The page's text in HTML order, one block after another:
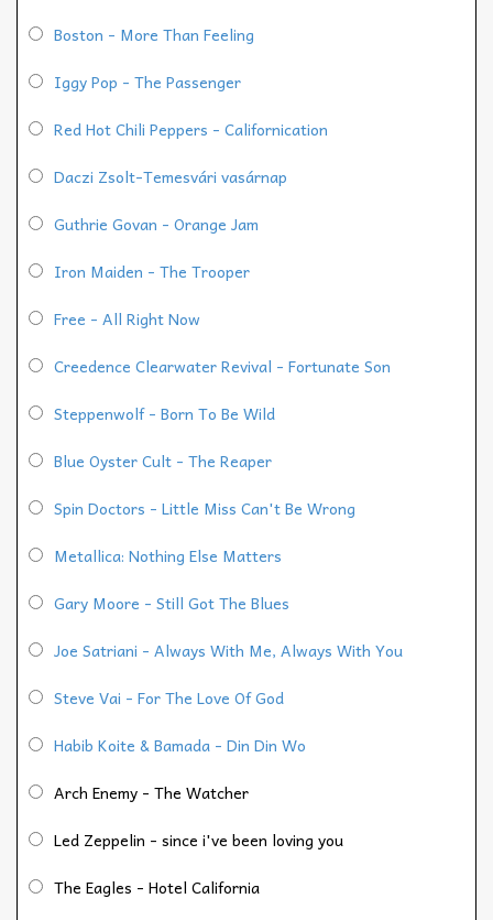
Boston - More Than Feeling
Iggy Pop - The Passenger
Red Hot Chili Peppers - Californication
Daczi Zsolt-Temesvári vasárnap
Guthrie Govan - Orange Jam
Iron Maiden - The Trooper
Free - All Right Now
Creedence Clearwater Revival - Fortunate Son
Steppenwolf - Born To Be Wild
Blue Oyster Cult - The Reaper
Spin Doctors - Little Miss Can't Be Wrong
Metallica: Nothing Else Matters
Gary Moore - Still Got The Blues
Joe Satriani - Always With Me, Always With You
Steve Vai - For The Love Of God
Habib Koite & Bamada - Din Din Wo
Arch Enemy - The Watcher
Led Zeppelin - since i've been loving you
The Eagles - Hotel California